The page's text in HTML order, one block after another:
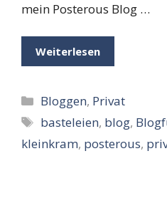
mein Posterous Blog …
Weiterlesen
Kategorien
Bloggen, Privat
Schlagwörter
basteleien, blog,
kleinkram, posterous,